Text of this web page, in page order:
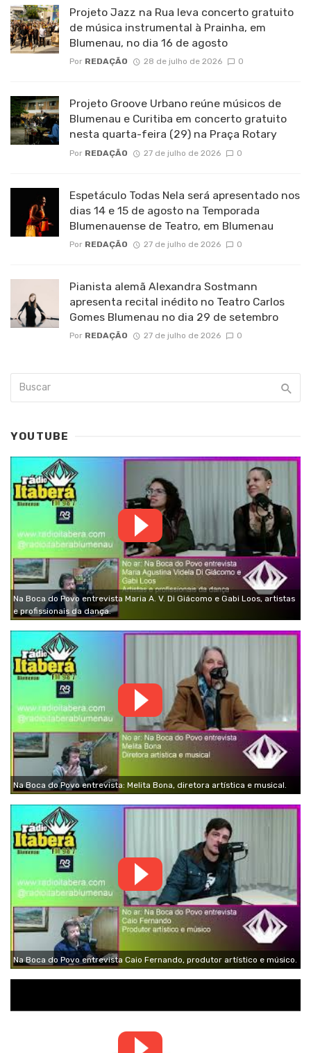
Projeto Jazz na Rua leva concerto gratuito
de música instrumental à Prainha, em
Blumenau, no dia 16 de agosto
Por REDAÇÃO 28 de julho de 2026 0
Projeto Groove Urbano reúne músicos de
Blumenau e Curitiba em concerto gratuito
nesta quarta-feira (29) na Praça Rotary
Por REDAÇÃO 27 de julho de 2026 0
Espetáculo Todas Nela será apresentado nos
dias 14 e 15 de agosto na Temporada
Blumenauense de Teatro, em Blumenau
Por REDAÇÃO 27 de julho de 2026 0
Pianista alemã Alexandra Sostmann
apresenta recital inédito no Teatro Carlos
Gomes Blumenau no dia 29 de setembro
Por REDAÇÃO 27 de julho de 2026 0
YOUTUBE
Na Boca do Povo entrevista Maria A. V. Di Giácomo e Gabi Loos, artistas
e profissionais da dança.
Na Boca do Povo entrevista: Melita Bona, diretora artística e musical.
Na Boca do Povo entrevista Caio Fernando, produtor artístico e músico.